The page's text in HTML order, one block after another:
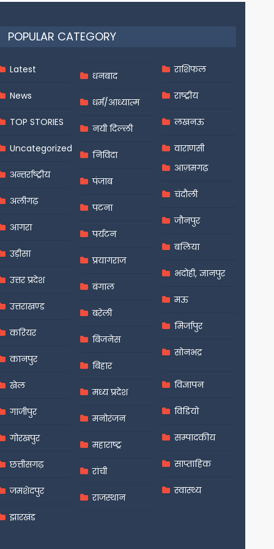
POPULAR CATEGORY
Latest
News
TOP STORIES
Uncategorized
अन्तर्राष्ट्रीय
अलीगढ़
आगरा
उड़ीसा
उत्तर प्रदेश
उत्तराखण्ड
करियर
कानपुर
खेल
गाजीपुर
गोरखपुर
छत्तीसगढ़
जमशेदपुर
झारखंड
धनबाद
धर्म/आध्यात्म
नयी दिल्ली
निविदा
पंजाब
पटना
पर्यटन
प्रयागराज
बंगाल
बरेली
बिजनेस
बिहार
मध्य प्रदेश
मनोरंजन
महाराष्ट्र
रांची
राजस्थान
राशिफल
राष्ट्रीय
लखनऊ
वाराणसी
आज़मगढ़
चंदौली
जौनपुर
बलिया
भदोही, ज्ञानपुर
मऊ
मिर्जापुर
सोनभद्र
विज्ञापन
विडियो
सम्पादकीय
साप्ताहिक
स्वास्थ्य